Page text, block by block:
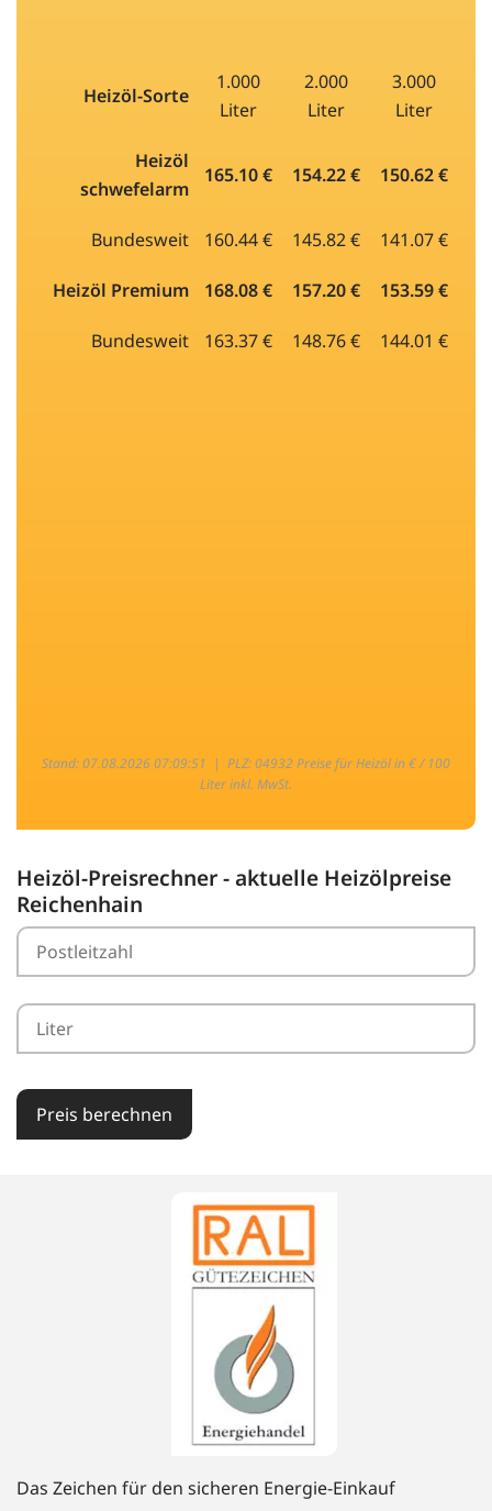
Heizöl-Sorte
1.000
Liter
2.000
Liter
3.000
Liter
Heizöl
schwefelarm
165.10 € 154.22 € 150.62 €
Bundesweit 160.44 € 145.82 € 141.07 €
Heizöl Premium 168.08 € 157.20 € 153.59 €
Bundesweit 163.37 € 148.76 € 144.01 €
Stand: 07.08.2026 07:09:51 | PLZ: 04932 Preise für Heizöl in € / 100
Liter inkl. MwSt.
Heizöl-Preisrechner - aktuelle Heizölpreise
Reichenhain
Preis berechnen
Das Zeichen für den sicheren Energie-Einkauf